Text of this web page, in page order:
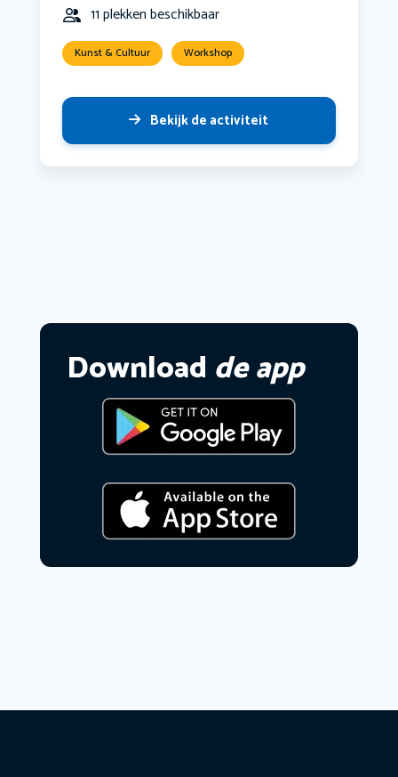
11 plekken beschikbaar
Kunst & Cultuur Workshop
Bekijk de activiteit
Download de app